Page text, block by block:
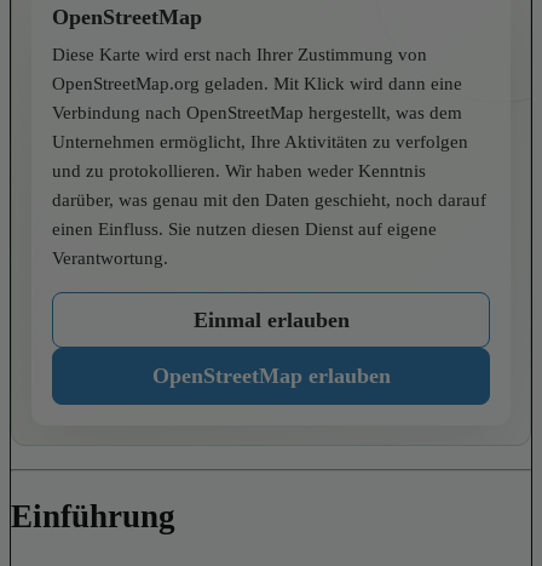
OpenStreetMap
Diese Karte wird erst nach Ihrer Zustimmung von
OpenStreetMap.org geladen. Mit Klick wird dann eine
Verbindung nach OpenStreetMap hergestellt, was dem
Unternehmen ermöglicht, Ihre Aktivitäten zu verfolgen
und zu protokollieren. Wir haben weder Kenntnis
darüber, was genau mit den Daten geschieht, noch darauf
einen Einfluss. Sie nutzen diesen Dienst auf eigene
Verantwortung.
Einmal erlauben
OpenStreetMap erlauben
Einführung